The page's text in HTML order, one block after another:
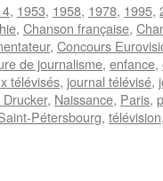
, 1953, 1958, 1978, 1995,
, Chanson française,
, Concours
de journalisme, enfance,
télévisés, journal télévisé,
, Naissance, Paris,
Pétersbourg, télévision